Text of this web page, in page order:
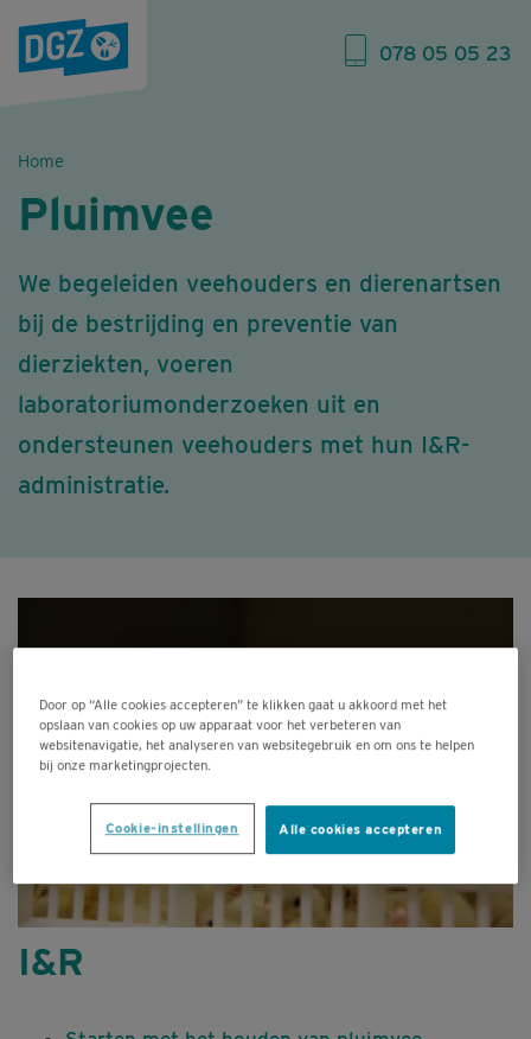
078 05 05 23
Home
Pluimvee
We begeleiden veehouders en dierenartsen
bij de bestrijding en preventie van
dierziekten, voeren
laboratoriumonderzoeken uit en
ondersteunen veehouders met hun I&R-
administratie.
I&R
Door op “Alle cookies accepteren” te klikken gaat u akkoord met het
opslaan van cookies op uw apparaat voor het verbeteren van
websitenavigatie, het analyseren van websitegebruik en om ons te helpen
bij onze marketingprojecten.
Alle cookies accepteren
Cookie-instellingen